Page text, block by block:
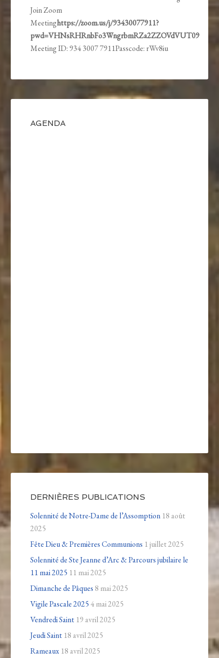
Join Zoom
Meetinghttps://zoom.us/j/93430077911?
pwd=VHNsRHRnbFo3WngrbmRZa2ZZOVdVUT09
Meeting ID: 934 3007 7911Passcode: rWv8iu
AGENDA
DERNIÈRES PUBLICATIONS
Solennité de Notre-Dame de l’Assomption 18 août
2025
Fête Dieu & Premières Communions 1 juillet 2025
Solennité de Ste Jeanne d’Arc & Parcours jubilaire le
11 mai 2025 11 mai 2025
Dimanche de Pâques 8 mai 2025
Vigile Pascale 2025 4 mai 2025
Vendredi Saint 19 avril 2025
Jeudi Saint 18 avril 2025
Rameaux 18 avril 2025